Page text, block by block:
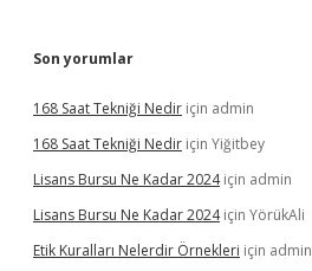
Son yorumlar
168 Saat Tekniği Nedir için admin
168 Saat Tekniği Nedir için Yiğitbey
Lisans Bursu Ne Kadar 2024için admin
Lisans Bursu Ne Kadar 2024için YörükAli
Etik Kuralları Nelerdir Örnekleri için admin